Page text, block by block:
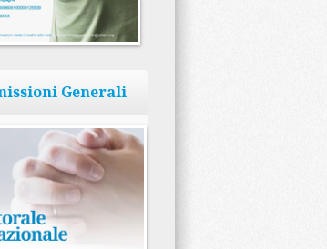
Generali